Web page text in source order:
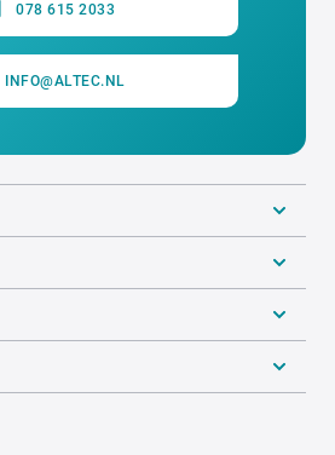
078 615 2033
INFO@ALTEC.NL